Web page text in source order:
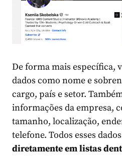
De forma mais específica,
dados como nome e
cargo, país e setor.
informações da empresa,
tamanho, localização,
telefone. Todos esses
diretamente em listas